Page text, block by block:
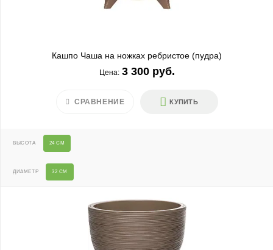
Кашпо Чаша на ножках ребристое (пудра)
Цена: 3 300 руб.
КУПИТЬ
СРАВНЕНИЕ
ВЫСОТА 24 СМ
ДИАМЕТР 32 СМ